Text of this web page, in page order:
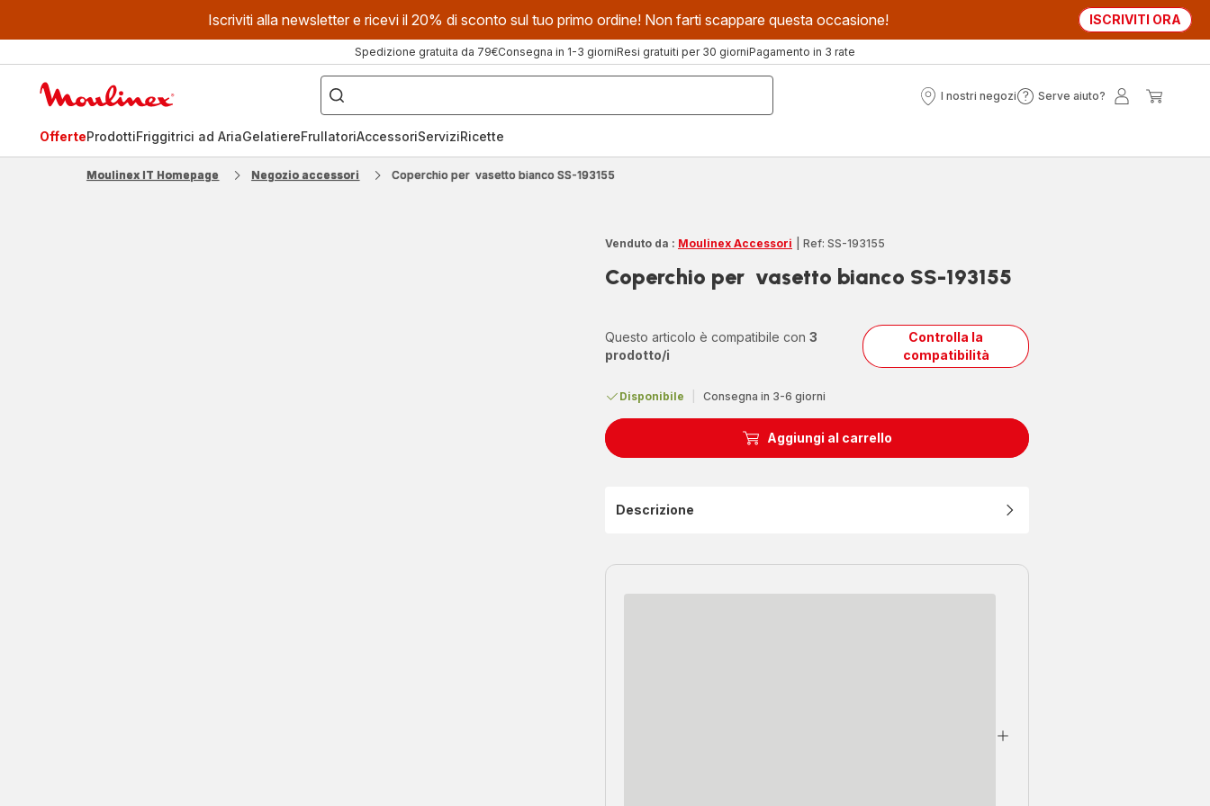
Iscriviti alla newsletter e ricevi il 20% di sconto sul tuo primo ordine! Non farti scappare questa occasione! ISCRIVITI ORA
Spedizione gratuita da 79€Consegna in 1-3 giorniResi gratuiti per 30 giorniPagamento in 3 rate
Cosa
stai
cercando?
I nostri negozi
I
Serve aiuto?
Serve
OfferteProdottiFriggitrici ad AriaGelatiereFrullatoriAccessoriServiziRicette
Moulinex IT Homepage Negozio accessori Coperchio per vasetto bianco SS-193155
Venduto da : Moulinex Accessori Ref: SS-193155
Coperchio per vasetto bianco SS-193155
Questo articolo è compatibile con 3
prodotto/i
Controlla la
compatibilità
Disponibile Consegna in 3-6 giorni
Aggiungi al carrello
Descrizione